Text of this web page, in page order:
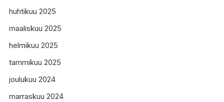
huhtikuu 2025
maaliskuu 2025
helmikuu 2025
tammikuu 2025
joulukuu 2024
marraskuu 2024